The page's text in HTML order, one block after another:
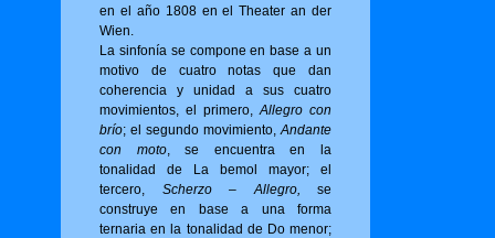
en el año 1808 en el Theater an der
Wien.
La sinfonía se compone en base a un
motivo de cuatro notas que dan
coherencia y unidad a sus cuatro
movimientos, el primero,Allegro con
brío; el segundo movimiento,Andante
con moto, se encuentra en la
tonalidad de La bemol mayor; el
tercero, Scherzo – Allegro, se
construye en base a una forma
ternaria en la tonalidad de Do menor;